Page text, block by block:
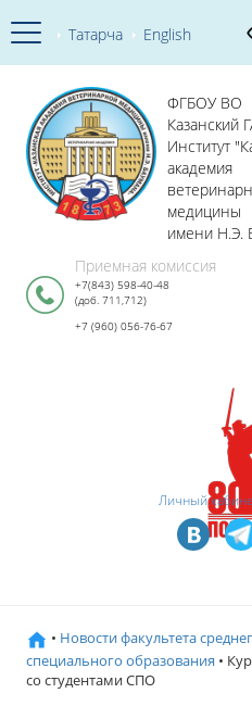
Татарча English
ФГБОУ ВО
Казанский
Институт
академия
медицины
имени Н.Э.
Приемная комиссия
+7(843) 598-40-48
(доб. 711,712)
+7 (960) 056-76-67
Личный
• Новости факультета
специального образования •
со студентами СПО